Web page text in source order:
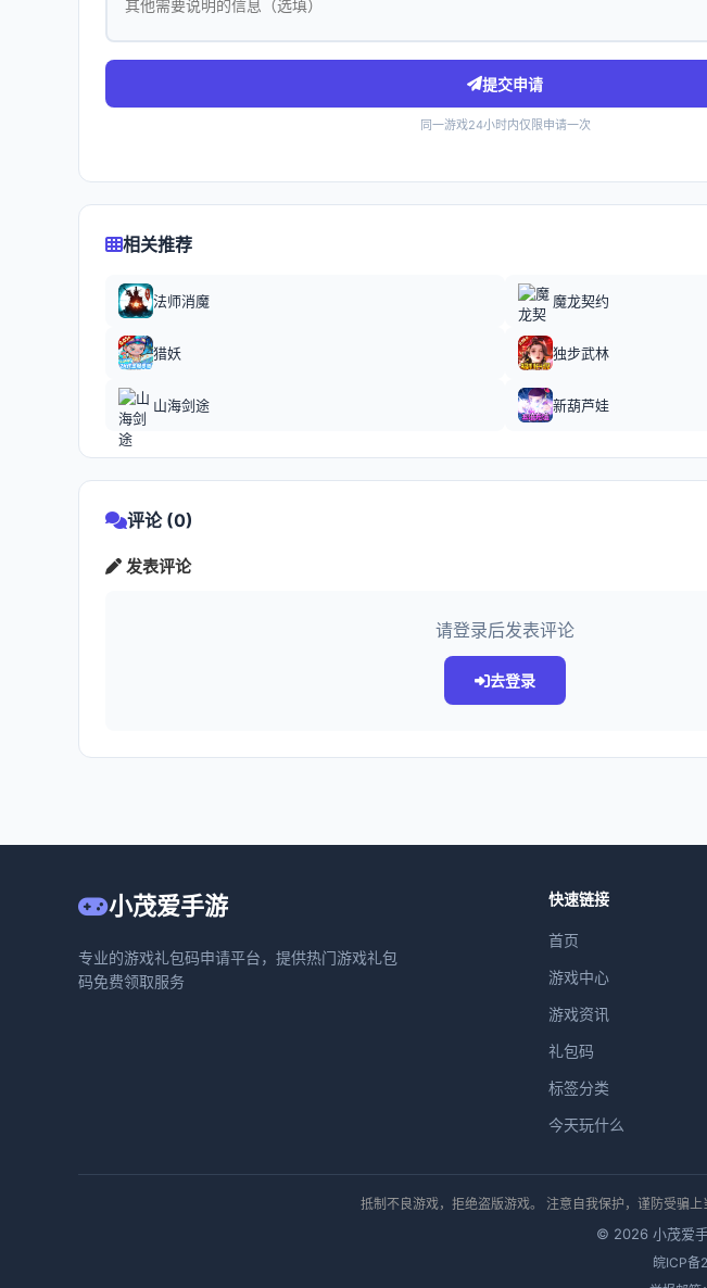
提交申请
同一游戏24小时内仅限申请一次
相关推荐
法师消魔 魔龙契约
猎妖 独步武林
山海剑途 新葫芦娃
评论 (0)
发表评论
请登录后发表评论
去登录
小茂爱手游
专业的游戏礼包码申请平台，提供热门游戏礼包
码免费领取服务
快速链接
首页
游戏中心
游戏资讯
礼包码
标签分类
今天玩什么
抵制不良游戏，拒绝盗版游戏。 注意自我保护，谨防受骗
© 2026 小茂爱
皖ICP